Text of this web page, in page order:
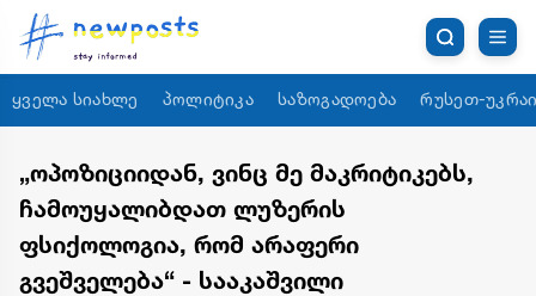
ყველა სიახლე პოლიტიკა საზოგადოება რუსეთ-
„ოპოზიციიდან, ვინც მე მაკრიტიკებს,
ჩამოუყალიბდათ ლუზერის
ფსიქოლოგია, რომ არაფერი
გვეშველება“ - სააკაშვილი